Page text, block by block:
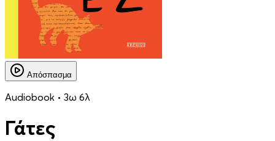
Απόσπασμα
Audiobook • 3ω 6λ
Γάτες